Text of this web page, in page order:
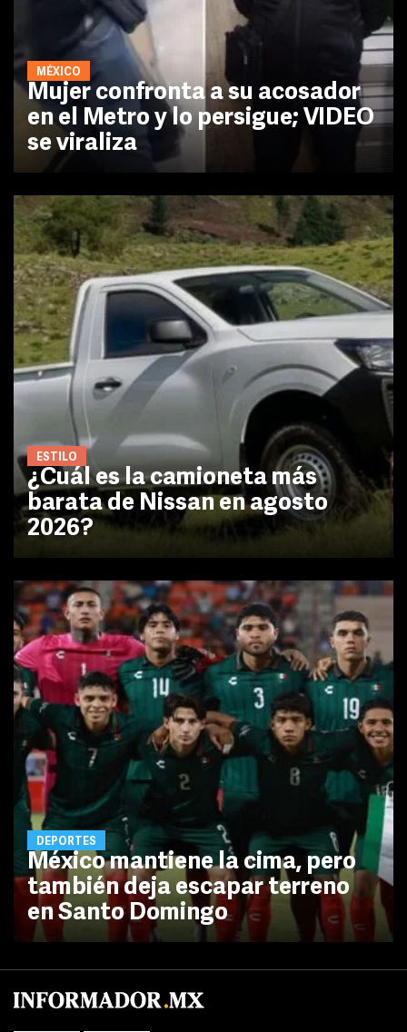
MÉXICO
Mujer confronta a su acosador
en el Metro y lo persigue; VIDEO
se viraliza
ESTILO
¿Cuál es la camioneta más
barata de Nissan en agosto
2026?
DEPORTES
México mantiene la cima, pero
también deja escapar terreno
en Santo Domingo